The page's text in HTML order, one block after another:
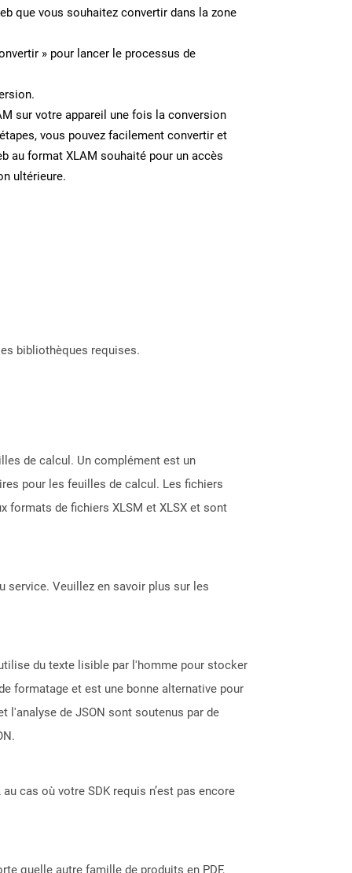
que vous souhaitez convertir dans la zone
» pour lancer le processus de
sur votre appareil une fois la conversion
vous pouvez facilement convertir et
au format XLAM souhaité pour un accès
ultérieure.
bibliothèques requises.
de calcul. Un complément est un
pour les feuilles de calcul. Les fichiers
formats de fichiers XLSM et XLSX et sont
service. Veuillez en savoir plus sur les
du texte lisible par l'homme pour stocker
formatage et est une bonne alternative pour
l'analyse de JSON sont soutenus par de
cas où votre SDK requis n’est pas encore
quelle autre famille de produits en PDF,